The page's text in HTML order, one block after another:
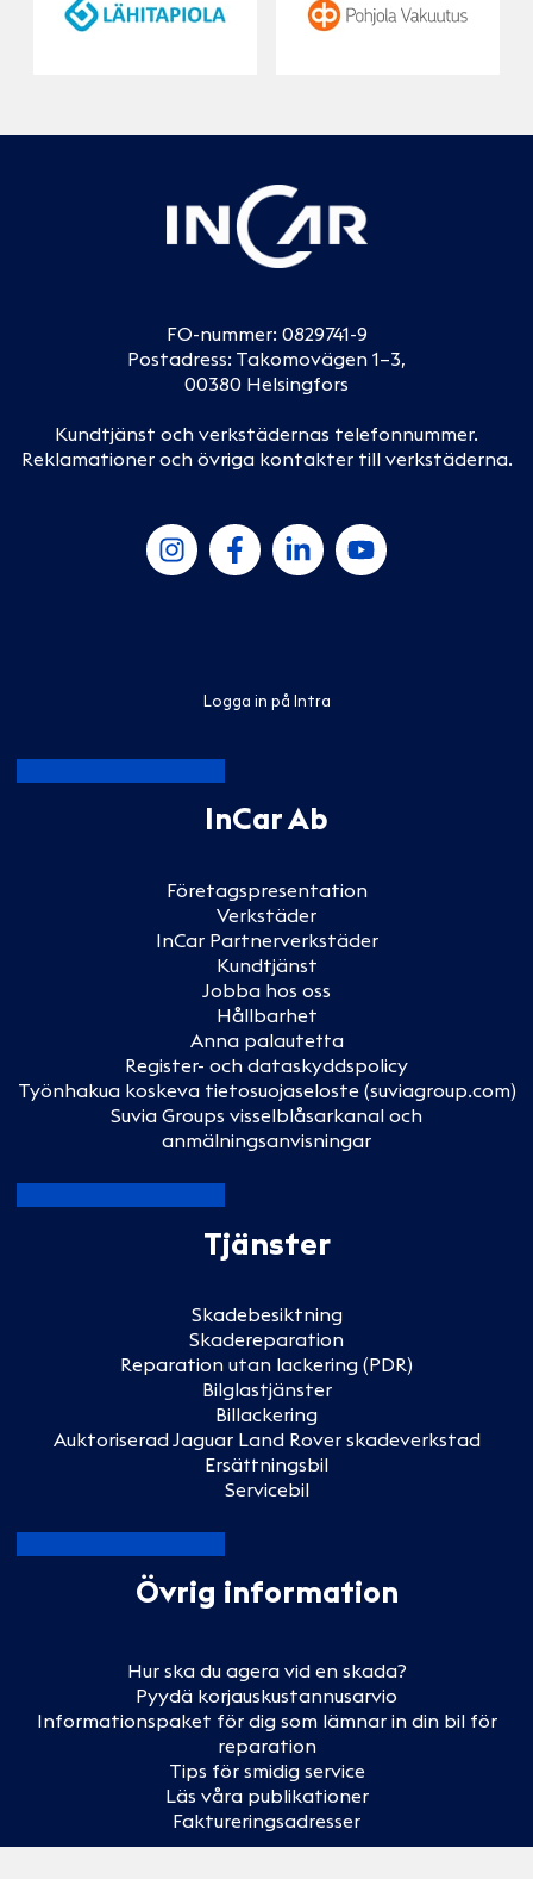
LähiTapiola Pohjola
FO-nummer: 0829741-9
Postadress: Takomovägen 1–3,
00380 Helsingfors
Kundtjänst och verkstädernas telefonnummer.
Reklamationer och övriga kontakter till verkstäderna.
Logga in på Intra
InCar Ab
Företagspresentation
Verkstäder
InCar Partnerverkstäder
Kundtjänst
Jobba hos oss
Hållbarhet
Anna palautetta
Register- och dataskyddspolicy
Työnhakua koskeva tietosuojaseloste (suviagroup.com)
Suvia Groups visselblåsarkanal och
anmälningsanvisningar
Tjänster
Skadebesiktning
Skadereparation
Reparation utan lackering (PDR)
Bilglastjänster
Billackering
Auktoriserad Jaguar Land Rover skadeverkstad
Ersättningsbil
Servicebil
Övrig information
Hur ska du agera vid en skada?
Pyydä korjauskustannusarvio
Informationspaket för dig som lämnar in din bil för
reparation
Tips för smidig service
Läs våra publikationer
Faktureringsadresser